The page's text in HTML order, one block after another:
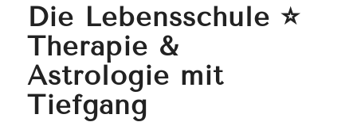
Die Lebensschule ⭐
Therapie &
Astrologie mit
Tiefgang